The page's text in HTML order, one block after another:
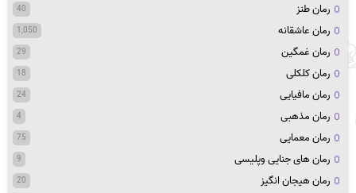
رمان طنز 40
رمان عاشقانه 1,050
رمان غمگین 29
رمان کلکلی 18
رمان مافیایی 24
رمان مذهبی 4
رمان معمایی 75
رمان های جنایی وپلیسی 9
رمان هیجان انگیز 20